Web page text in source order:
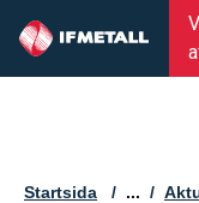
Startsida ...